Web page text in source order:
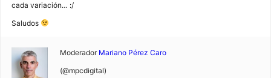
cada variación… :/
Saludos
Moderador Mariano Pérez Caro
(@mpcdigital)